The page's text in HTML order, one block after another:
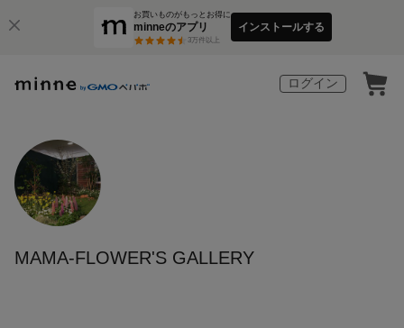
お買いものがもっとお得に
minneのアプリ
3万件以上
インストールする
ログイン
MAMA-FLOWER'S GALLERY